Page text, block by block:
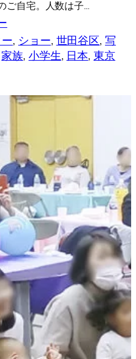
ご自宅。人数は子…
, ショー, 世田谷区, 写
家族, 小学生, 日本, 東京